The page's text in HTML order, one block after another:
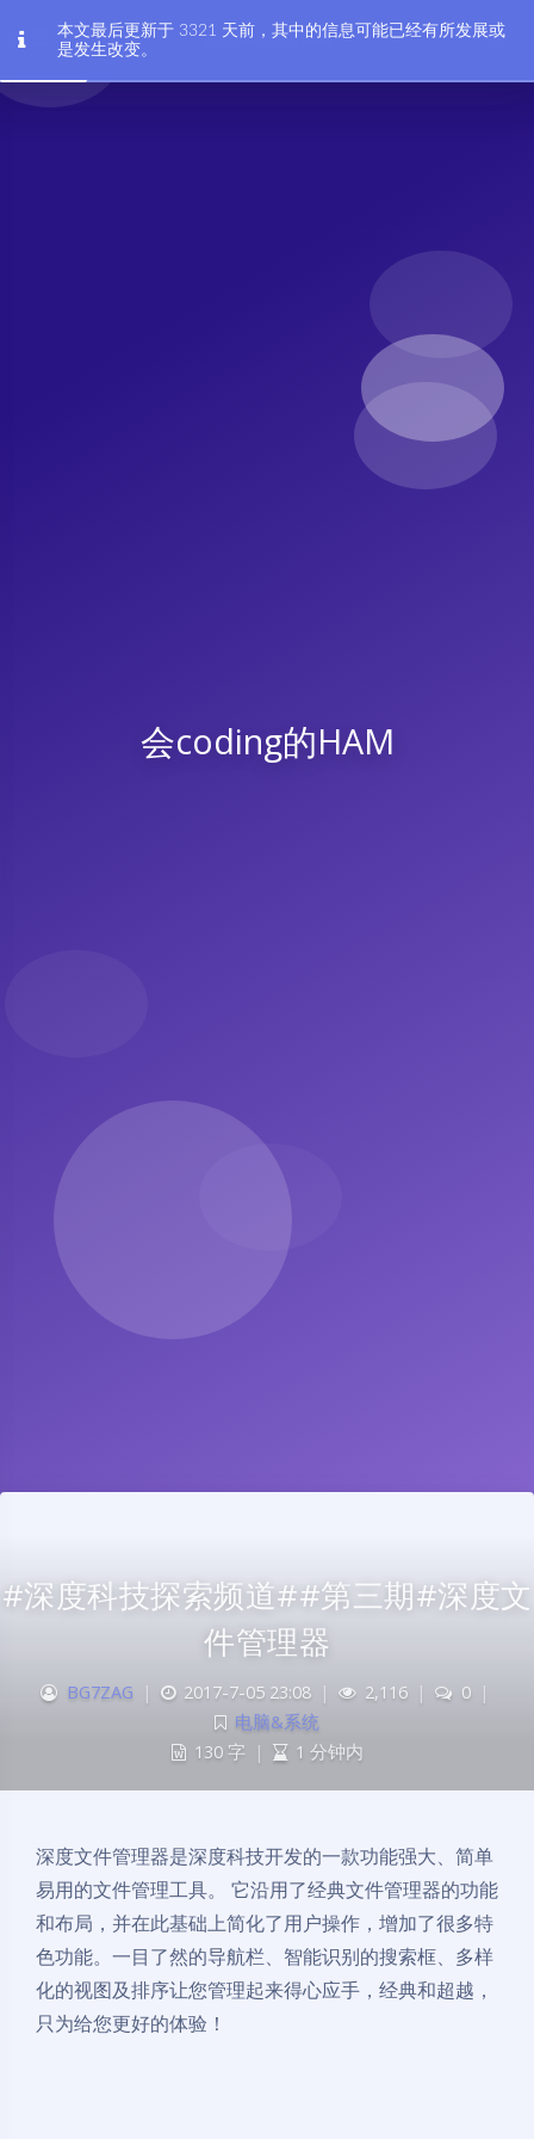
会coding的HAM
会coding的HAM
#深度科技探索频道##第三期#深度文
件管理器
BG7ZAG | 2017-7-05 23:08 | 2,116 | 0 |
电脑&系统
130 字
| 1 分钟内
深度文件管理器是深度科技开发的一款功能强大、简单
易用的文件管理工具。 它沿用了经典文件管理器的功能
和布局，并在此基础上简化了用户操作，增加了很多特
色功能。一目了然的导航栏、智能识别的搜索框、多样
化的视图及排序让您管理起来得心应手，经典和超越，
只为给您更好的体验！
本文最后更新于 3321 天前，其中的信息可能已经有所发展或
是发生改变。